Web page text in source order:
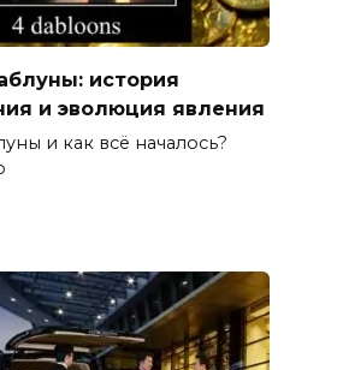
история
и эволюция явления
и как всё началось?